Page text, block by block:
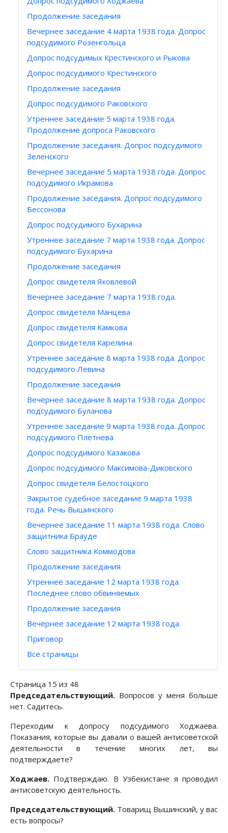
Продолжение заседания
Вечернее заседание 4 марта 1938 года. Допрос
подсудимого Розенгольца
Допрос подсудимых Крестинского и Рыкова
Допрос подсудимого Крестинского
Продолжение заседания
Допрос подсудимого Раковского
Утреннее заседание 5 марта 1938 года.
Продолжение допроса Раковского
Продолжение заседания. Допрос подсудимого
Зеленского
Вечернее заседание 5 марта 1938 года. Допрос
подсудимого Икрамова
Продолжение заседания. Допрос подсудимого
Бессонова
Допрос подсудимого Бухарина
Утреннее заседание 7 марта 1938 года. Допрос
подсудимого Бухарина
Продолжение заседания
Допрос свидетеля Яковлевой
Вечернее заседание 7 марта 1938 года.
Допрос свидетеля Манцева
Допрос свидетеля Камкова
Допрос свидетеля Карелина
Утреннее заседание 8 марта 1938 года. Допрос
подсудимого Левина
Продолжение заседания
Вечернее заседание 8 марта 1938 года. Допрос
подсудимого Буланова
Утреннее заседание 9 марта 1938 года. Допрос
подсудимого Плетнева
Допрос подсудимого Казакова
Допрос подсудимого Максимова-Диковского
Допрос свидетеля Белостоцкого
Закрытое судебное заседание 9 марта 1938
года. Речь Вышинского
Вечернее заседание 11 марта 1938 года. Слово
защитника Брауде
Слово защитника Коммодова
Продолжение заседания
Утреннее заседание 12 марта 1938 года.
Последнее слово обвиняемых
Продолжение заседания
Вечернее заседание 12 марта 1938 года.
Приговор
Все страницы
Страница 15 из 48
Председательствующий. Вопросов у меня больше
нет. Садитесь.
Переходим к допросу подсудимого Ходжаева.
Показания, которые вы давали о вашей антисоветской
деятельности в течение многих лет, вы
подтверждаете?
Ходжаев. Подтверждаю. В Узбекистане я проводил
антисоветскую деятельность.
Председательствующий. Товарищ Вышинский, у вас
есть вопросы?